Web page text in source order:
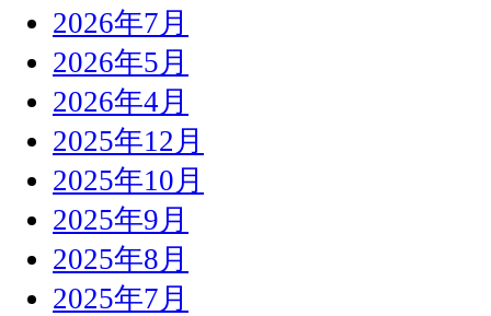
2026年7月
2026年5月
2026年4月
2025年12月
2025年10月
2025年9月
2025年8月
2025年7月